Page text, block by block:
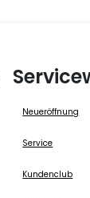
Neueröffnung
Service
Kundenclub